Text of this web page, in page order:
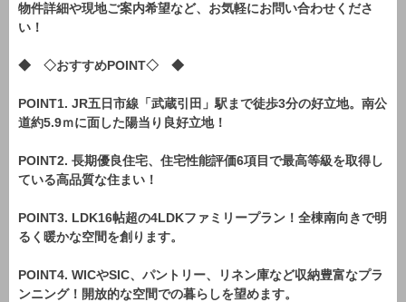
物件詳細や現地ご案内希望など、お気軽にお問い合わせくださ
い！
◆ ◇おすすめPOINT◇ ◆
POINT1. JR五日市線「武蔵引田」駅まで徒歩3分の好立地。南公
道約5.9ｍに面した陽当り良好立地！
POINT2. 長期優良住宅、住宅性能評価6項目で最高等級を取得し
ている高品質な住まい！
POINT3. LDK16帖超の4LDKファミリープラン！全棟南向きで明
るく暖かな空間を創ります。
POINT4. WICやSIC、パントリー、リネン庫など収納豊富なプラ
ンニング！開放的な空間での暮らしを望めます。